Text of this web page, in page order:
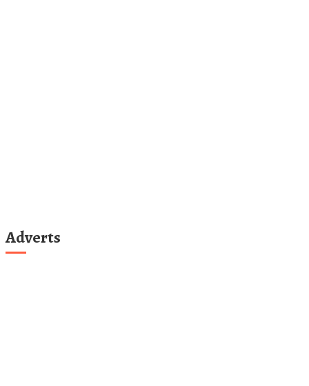
Adverts